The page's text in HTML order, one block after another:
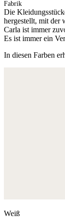
Fabrik
Die
hergestellt, mit der
Carla ist immer
Es ist immer ein
In diesen Farben
Weiß